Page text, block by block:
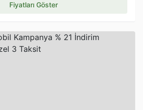
Fiyatları Göster